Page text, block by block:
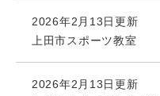
2026年2月13日更新
上田市スポーツ教室
2026年2月13日更新